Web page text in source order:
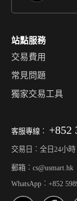
站點服務
交易費用
常見問題
獨家交易工具
客服專線︰ +852
交易日︰全日24小
郵箱︰cs@usmart.hk
WhatsApp︰+852